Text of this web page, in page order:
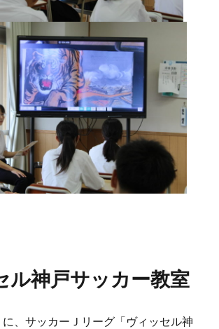
ル神戸サッカー教室
に、サッカーＪリーグ「ヴィッセル神